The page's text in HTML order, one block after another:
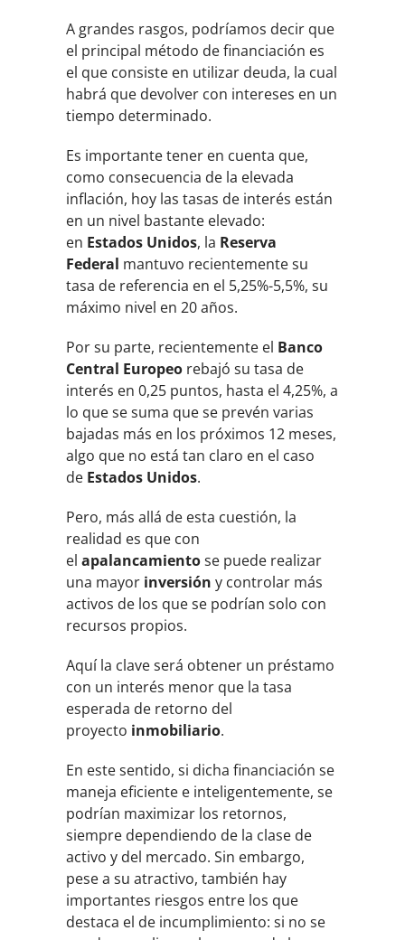
A grandes rasgos, podríamos decir que
el principal método de financiación es
el que consiste en utilizar deuda, la cual
habrá que devolver con intereses en un
tiempo determinado.
Es importante tener en cuenta que,
como consecuencia de la elevada
inflación, hoy las tasas de interés están
en un nivel bastante elevado:
en Estados Unidos, la Reserva
Federal mantuvo recientemente su
tasa de referencia en el 5,25%-5,5%, su
máximo nivel en 20 años.
Por su parte, recientemente el Banco
Central Europeo rebajó su tasa de
interés en 0,25 puntos, hasta el 4,25%, a
lo que se suma que se prevén varias
bajadas más en los próximos 12 meses,
algo que no está tan claro en el caso
de Estados Unidos.
Pero, más allá de esta cuestión, la
realidad es que con
elapalancamientose puede realizar
una mayor inversión y controlar más
activos de los que se podrían solo con
recursos propios.
Aquí la clave será obtener un préstamo
con un interés menor que la tasa
esperada de retorno del
proyecto inmobiliario.
En este sentido, si dicha financiación se
maneja eficiente e inteligentemente, se
podrían maximizar los retornos,
siempre dependiendo de la clase de
activo y del mercado. Sin embargo,
pese a su atractivo, también hay
importantes riesgos entre los que
destaca el de incumplimiento: si no se